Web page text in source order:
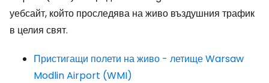
уебсайт, който проследява на живо въздушния трафик
в целия свят.
Пристигащи полети на живо - летище Warsaw
Modlin Airport (WMI)